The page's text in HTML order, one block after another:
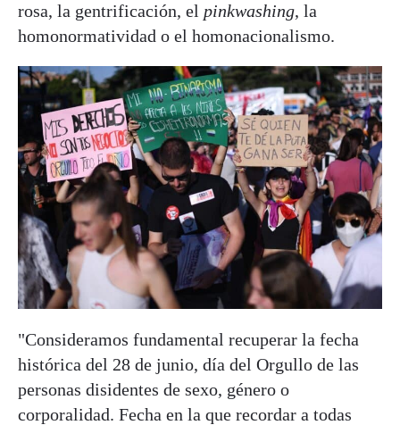
rosa, la gentrificación, el pinkwashing, la
homonormatividad o el homonacionalismo.
"Consideramos fundamental recuperar la fecha
histórica del 28 de junio, día del Orgullo de las
personas disidentes de sexo, género o
corporalidad. Fecha en la que recordar a todas